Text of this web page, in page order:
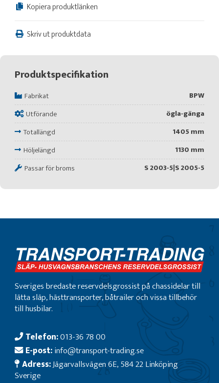
Kopiera produktlänken
Skriv ut produktdata
Produktspecifikation
Fabrikat
BPW
Utförande
ögla-gänga
Totallängd
1405 mm
Höljelängd
1130 mm
Passar för broms
S 2003-5|S 2005-5
Sveriges bredaste reservdelsgrossist på chassidelar till
lätta släp, hästtransporter, båtrailer och vissa tillbehör
till husbilar.
Telefon:013-36 78 00
E-post:info@transport-trading.se
Adress:Jägarvallsvägen 6E, 584 22 Linköping
Sverige